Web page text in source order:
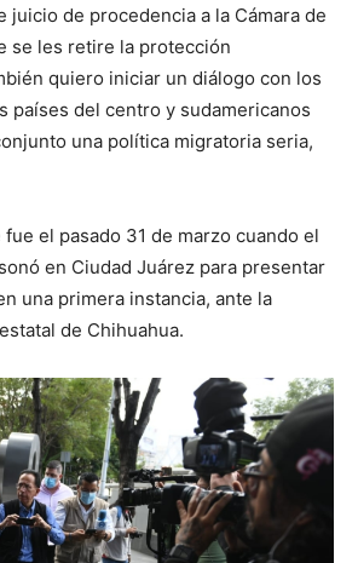
juicio de procedencia a la Cámara de
se les retire la protección
quiero iniciar un diálogo con los
países del centro y sudamericanos
una política migratoria seria,
el pasado 31 de marzo cuando el
en Ciudad Juárez para presentar
una primera instancia, ante la
de Chihuahua.